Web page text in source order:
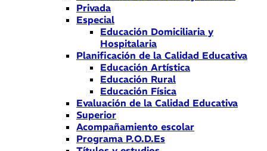
Privada
Especial
Educación Domiciliaria y
Hospitalaria
Planificación de la Calidad Educativa
Educación Artística
Educación Rural
Educación Física
Evaluación de la Calidad Educativa
Superior
Acompañamiento escolar
Programa P.O.D.Es